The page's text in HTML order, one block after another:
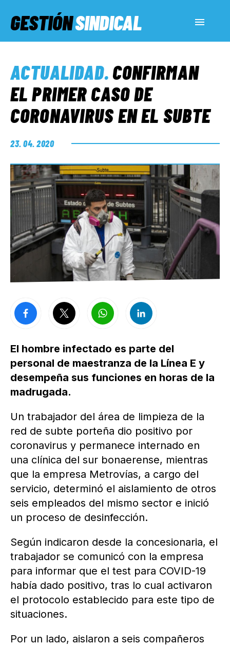
GESTIÓNSINDICAL
SERVICIOS SOCIALES
INFORMES ESPECIALES
FUERA DE MEGÁFONO
EL LADO «G»
ACTUALIDAD.CONFIRMAN
EL PRIMER CASO DE
CORONAVIRUS EN EL SUBTE
23. 04. 2020
El hombre infectado es parte del
personal de maestranza de la Línea E y
desempeña sus funciones en horas de la
madrugada.
Un trabajador del área de limpieza de la
red de subte porteña dio positivo por
coronavirus y permanece internado en
una clínica del sur bonaerense, mientras
que la empresa Metrovías, a cargo del
servicio, determinó el aislamiento de otros
seis empleados del mismo sector e inició
un proceso de desinfección.
Según indicaron desde la concesionaria, el
trabajador se comunicó con la empresa
para informar que el test para COVID-19
había dado positivo, tras lo cual activaron
el protocolo establecido para este tipo de
situaciones.
Por un lado, aislaron a seis compañeros